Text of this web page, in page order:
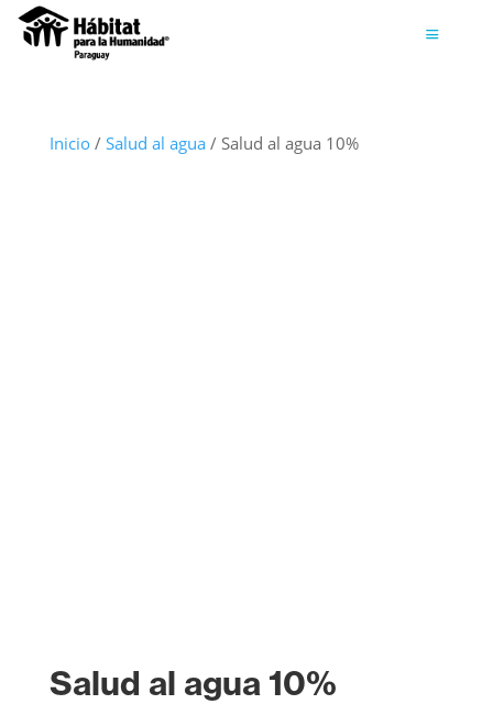
Inicio/ Salud al agua/ Salud al agua 10%
Salud al agua 10%